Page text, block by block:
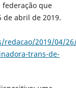
federação que
abril de 2019.
2019/04/
trans-de-